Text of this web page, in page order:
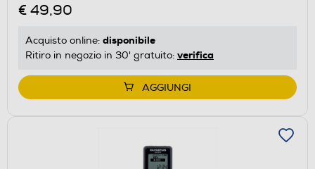
€ 49,90
Acquisto online: disponibile
Ritiro in negozio in 30' gratuito: verifica
AGGIUNGI